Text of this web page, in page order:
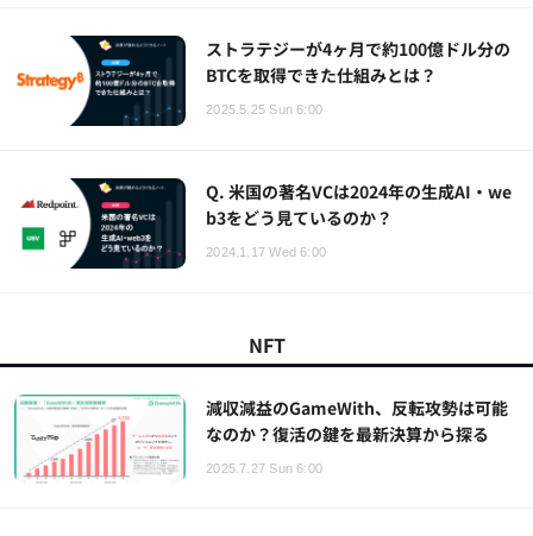
ストラテジーが4ヶ月で約100億ドル分の
BTCを取得できた仕組みとは？
2025.5.25 Sun 6:00
Q. 米国の著名VCは2024年の生成AI・we
b3をどう見ているのか？
2024.1.17 Wed 6:00
NFT
減収減益のGameWith、反転攻勢は可能
なのか？復活の鍵を最新決算から探る
2025.7.27 Sun 6:00